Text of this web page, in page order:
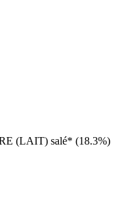
(LAIT) salé* (18.3%)